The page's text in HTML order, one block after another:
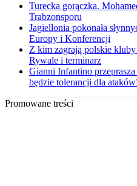
Turecka gorączka.
Trabzonsporu
Jagiellonia pokonała
Europy i Konferencji
Z kim zagrają polskie
Rywale i terminarz
Gianni Infantino przeprasza
będzie tolerancji dla
Promowane treści